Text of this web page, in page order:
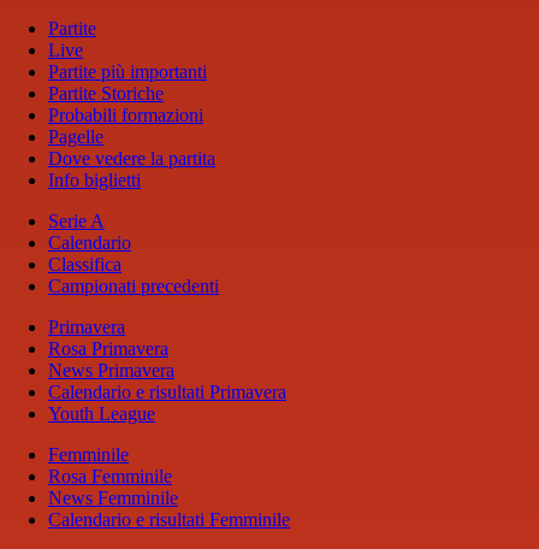
Partite
Live
Partite più importanti
Partite Storiche
Probabili formazioni
Pagelle
Dove vedere la partita
Info biglietti
Serie A
Calendario
Classifica
Campionati precedenti
Primavera
Rosa Primavera
News Primavera
Calendario e risultati Primavera
Youth League
Femminile
Rosa Femminile
News Femminile
Calendario e risultati Femminile